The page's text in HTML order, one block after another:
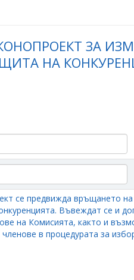
ЗА
НА
се предвижда връщането
Въвеждат се и
на Комисията, както и
в процедурата за